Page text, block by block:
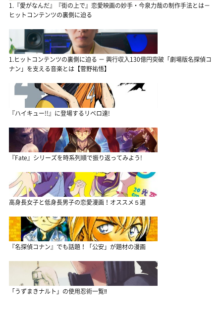
1.『愛がなんだ』『街の上で』恋愛映画の妙手・今泉力哉の制作手法とは－
ヒットコンテンツの裏側に迫る
1.ヒットコンテンツの裏側に迫る － 興行収入130億円突破「劇場版名探偵コ
ナン」を支える音楽とは【菅野祐悟】
『ハイキュー!!』に登場するリベロ達!
『Fate』シリーズを時系列順で振り返ってみよう!
高身長女子と低身長男子の恋愛漫画！オススメ５選
『名探偵コナン』でも話題！「公安」が題材の漫画
「うずまきナルト」の使用忍術一覧‼